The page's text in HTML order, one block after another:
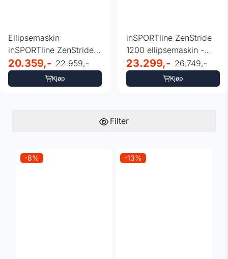
Ellipsemaskin
inSPORTline ZenStride
1000
20.359,- 22.959,-
Kjøp
inSPORTline ZenStride
1200 ellipsemaskin -
interaktiv ...
23.299,- 26.749,-
Kjøp
Filter
-8% -13%